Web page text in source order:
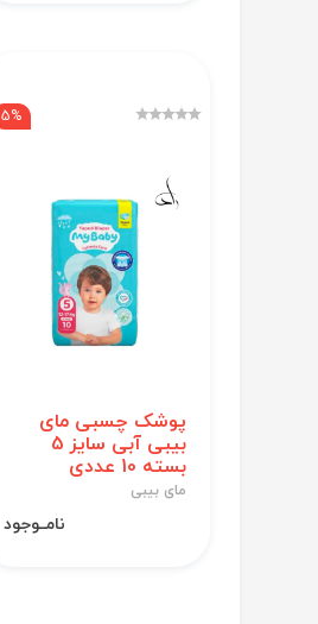
5%
پوشک چسبی مای
بیبی آبی سایز 5
بسته 10 عددی
مای بیبی
نامــوجود